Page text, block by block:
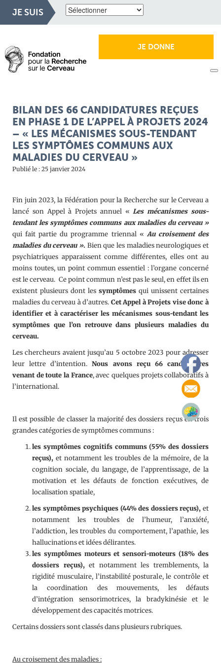
JE SUIS
JE DONNE
BILAN DES 66 CANDIDATURES REÇUES
EN PHASE 1 DE L’APPEL À PROJETS 2024
– « LES MÉCANISMES SOUS-TENDANT
LES SYMPTÔMES COMMUNS AUX
MALADIES DU CERVEAU »
Publié le : 25 janvier 2024
Fin juin 2023, la Fédération pour la Recherche sur le Cerveau a
lancé son Appel à Projets annuel «Les mécanismes sous-
tendant les symptômes communs aux maladies du cerveau »
qui fait partie du programme triennal « Au croisement des
maladies du cerveau ». Bien que les maladies neurologiques et
psychiatriques apparaissent comme différentes, elles ont au
moins toutes, un point commun essentiel : l’organe concerné
est le cerveau. Ce point commun n’est pas le seul, en effet ils en
existent plusieurs dont les symptômes qui unissent certaines
maladies du cerveau à d’autres. Cet Appel à Projets vise donc à
identifier et à caractériser les mécanismes sous-tendant les
symptômes que l’on retrouve dans plusieurs maladies du
cerveau.
Les chercheurs avaient jusqu’au 5 octobre 2023 pour adresser
leur lettre d’intention.Nous avons reçu 66 candidatures
venant de toute la France, avec quelques projets collaboratifs à
l’international.
Il est possible de classer la majorité des dossiers reçus en trois
grandes catégories de symptômes communs :
les symptômes cognitifs communs (55% des dossiers
reçus), et notamment les troubles de la mémoire, de la
cognition sociale, du langage, de l’apprentissage, de la
motivation et les défauts de fonction exécutives, de
localisation spatiale,
les symptômes psychiques (44% des dossiers reçus), et
notamment les troubles de l’humeur, l’anxiété,
l’addiction, les troubles du comportement, l’apathie, les
hallucinations et idées délirantes.
les symptômes moteurs et sensori-moteurs (18% des
dossiers reçus), et notamment les tremblements, la
rigidité musculaire, l’instabilité posturale, le contrôle et
la coordination des mouvements, les défauts
d’intégration sensorimotrices, la bradykinésie et le
développement des capacités motrices.
Certains dossiers sont classés dans plusieurs rubriques.
Au croisement des maladies :